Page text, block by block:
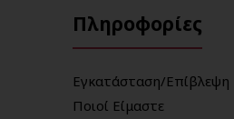
Πληροφορίες
Εγκατάσταση/Επίβλεψη
Ποιοί Είμαστε